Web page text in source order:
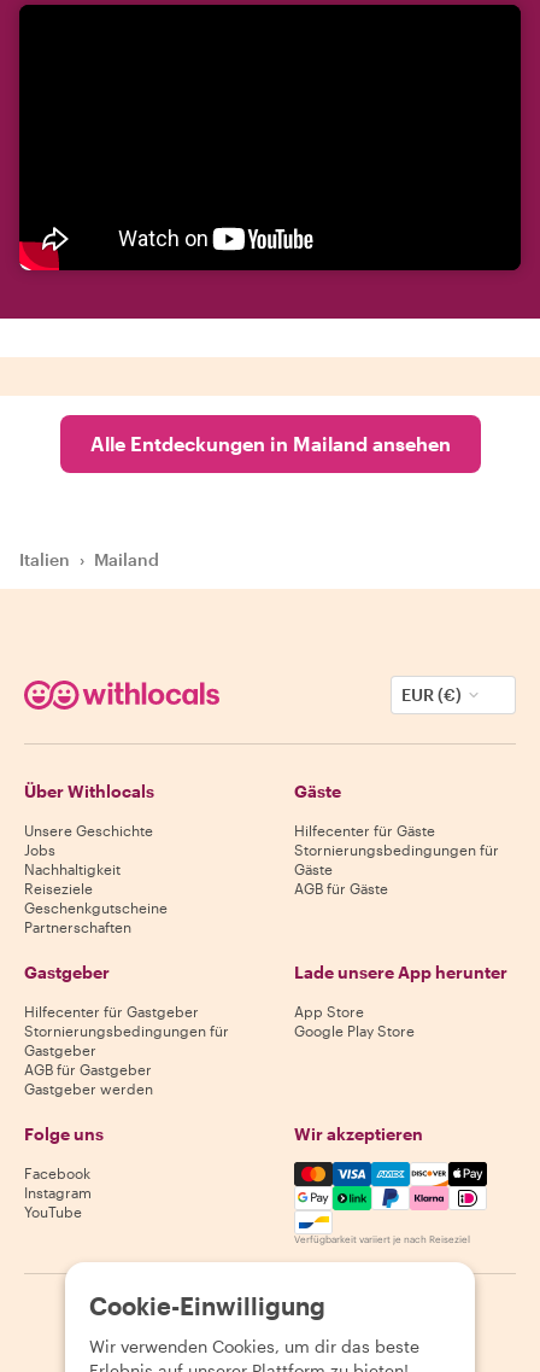
Alle Entdeckungen in Mailand ansehen
Italien › Mailand
EUR (€)
Über Withlocals
Unsere Geschichte
Jobs
Nachhaltigkeit
Reiseziele
Geschenkgutscheine
Partnerschaften
Gäste
Hilfecenter für Gäste
Stornierungsbedingungen für
Gäste
AGB für Gäste
Gastgeber
Hilfecenter für Gastgeber
Stornierungsbedingungen für
Gastgeber
AGB für Gastgeber
Gastgeber werden
Lade unsere App herunter
App Store
Google Play Store
Folge uns
Facebook
Instagram
YouTube
Wir akzeptieren
Mastercard, Visa, Amex,
Verfügbarkeit variiert je nach Reiseziel
2026 Withlocals.com | Datenschutzerklärung
Seitenübersicht
Cookie-Einwilligung
Wir verwenden Cookies, um dir das beste